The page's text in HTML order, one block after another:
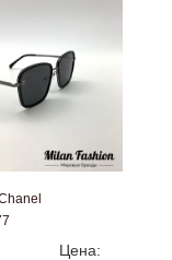
Цена: